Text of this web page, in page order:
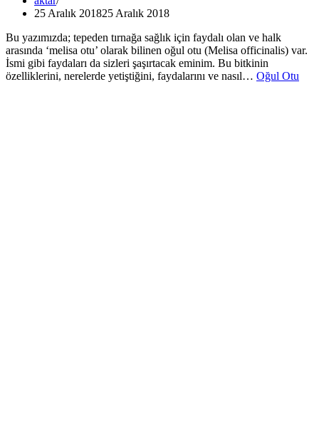
25 Aralık 201825 Aralık 2018
Bu yazımızda; tepeden tırnağa sağlık için faydalı olan ve halk
arasında ‘melisa otu’ olarak bilinen oğul otu (Melisa officinalis) var.
İsmi gibi faydaları da sizleri şaşırtacak eminim. Bu bitkinin
özelliklerini, nerelerde yetiştiğini, faydalarını ve nasıl… Oğul Otu